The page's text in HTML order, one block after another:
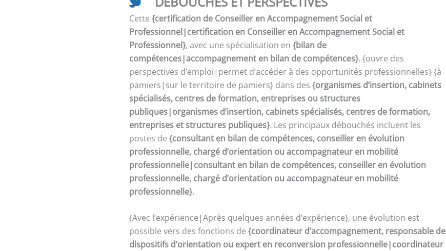
Cette{certification de Conseiller en Accompagnement Social et
Professionnel|certification en Conseiller en Accompagnement Social et
Professionnel}, avec une spécialisation en{bilan de
compétences|accompagnement en bilan de compétences}, {ouvre des
perspectives d’emploi|permet d’accéder à des opportunités professionnelles} {à
pamiers|sur le territoire de pamiers} dans des{organismes d’insertion, cabinets
spécialisés, centres de formation, entreprises ou structures
publiques|organismes d’insertion, cabinets spécialisés, centres de formation,
entreprises et structures publiques}. Les principaux débouchés incluent les
postes de{consultant en bilan de compétences, conseiller en évolution
professionnelle, chargé d’orientation ou accompagnateur en mobilité
professionnelle|consultant en bilan de compétences, conseiller en évolution
professionnelle, chargé d’orientation ou accompagnateur en mobilité
professionnelle}.
{Avec l’expérience|Après quelques années d’expérience}, une évolution est
possible vers des fonctions de{coordinateur d’accompagnement, responsable de
dispositifs d’orientation ou expert en reconversion professionnelle|coordinateur